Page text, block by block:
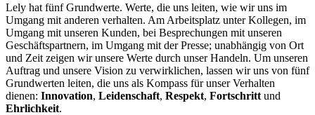
Lely hat fünf Grundwerte. Werte, die uns leiten, wie wir uns im
Umgang mit anderen verhalten. Am Arbeitsplatz unter Kollegen, im
Umgang mit unseren Kunden, bei Besprechungen mit unseren
Geschäftspartnern, im Umgang mit der Presse; unabhängig von Ort
und Zeit zeigen wir unsere Werte durch unser Handeln. Um unseren
Auftrag und unsere Vision zu verwirklichen, lassen wir uns von fünf
Grundwerten leiten, die uns als Kompass für unser Verhalten
dienen: Innovation, Leidenschaft, Respekt, Fortschritt und
Ehrlichkeit.